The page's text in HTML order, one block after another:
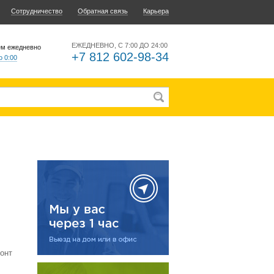
Сотрудничество Обратная связь Карьера
ЕЖЕДНЕВНО, С 7:00 ДО 24:00
+7 812 602-98-34
ежедневно
0:00